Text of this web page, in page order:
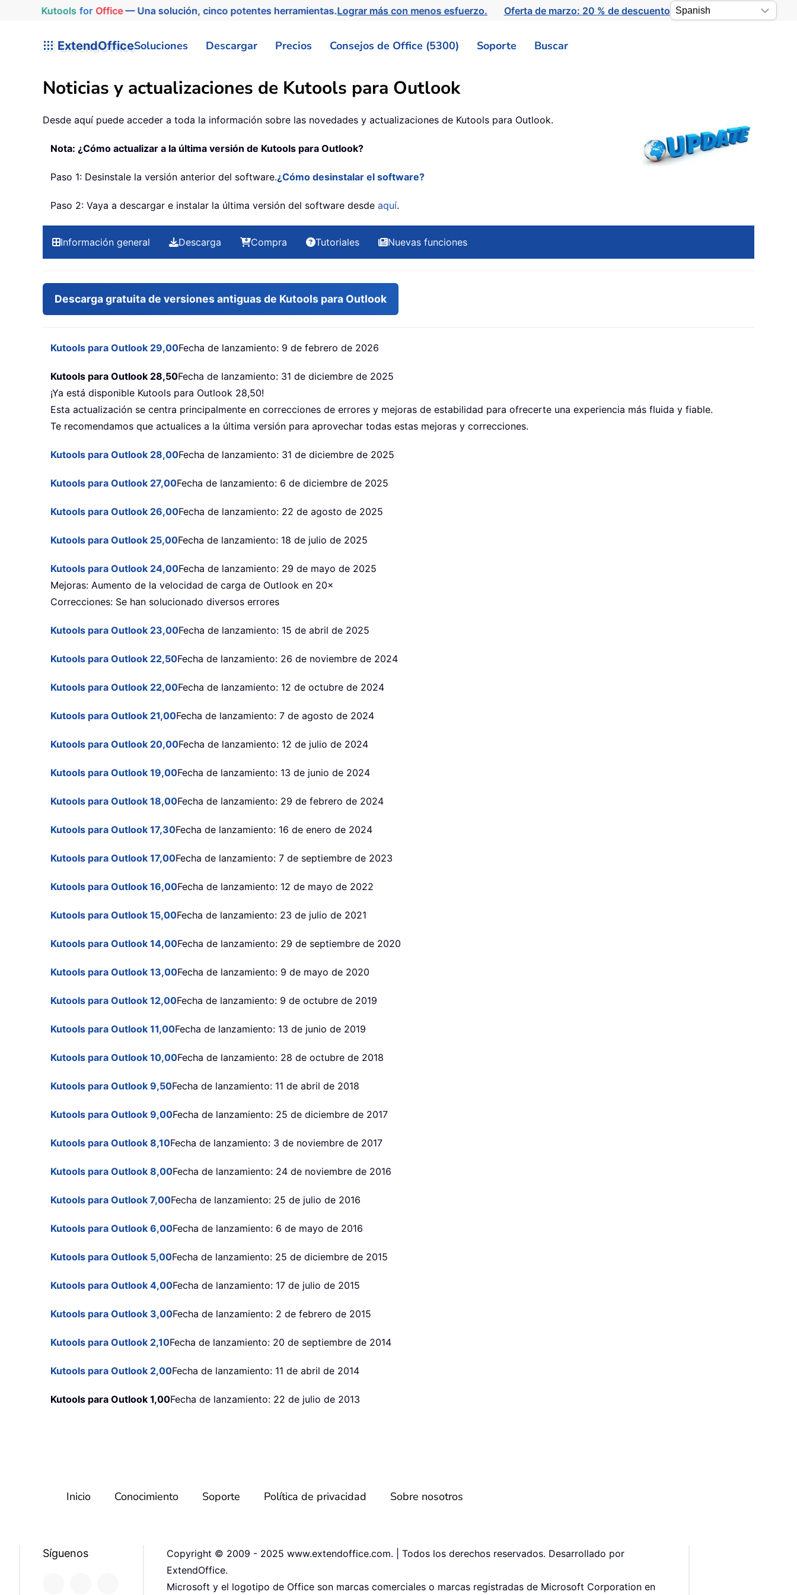
Kutools for Office— Una solución, cinco potentes herramientas.Lograr más con menos esfuerzo. Oferta de marzo: 20 % de descuento
ExtendOfficeSoluciones Descargar Precios Consejos de Office (5300) Soporte Buscar
Noticias y actualizaciones de Kutools para Outlook
Desde aquí puede acceder a toda la información sobre las novedades y actualizaciones de Kutools para Outlook.
Nota: ¿Cómo actualizar a la última versión de Kutools para Outlook?
Paso 1: Desinstale la versión anterior del software.¿Cómo desinstalar el software?
Paso 2: Vaya a descargar e instalar la última versión del software desde aquí.
Información general Descarga Compra Tutoriales Nuevas funciones
Descarga gratuita de versiones antiguas de Kutools para Outlook
Kutools para Outlook 29,00Fecha de lanzamiento: 9 de febrero de 2026
Kutools para Outlook 28,50Fecha de lanzamiento: 31 de diciembre de 2025
¡Ya está disponible Kutools para Outlook 28,50!
Esta actualización se centra principalmente en correcciones de errores y mejoras de estabilidad para ofrecerte una experiencia más fluida y fiable.
Te recomendamos que actualices a la última versión para aprovechar todas estas mejoras y correcciones.
Kutools para Outlook 28,00Fecha de lanzamiento: 31 de diciembre de 2025
Kutools para Outlook 27,00Fecha de lanzamiento: 6 de diciembre de 2025
Kutools para Outlook 26,00Fecha de lanzamiento: 22 de agosto de 2025
Kutools para Outlook 25,00Fecha de lanzamiento: 18 de julio de 2025
Kutools para Outlook 24,00Fecha de lanzamiento: 29 de mayo de 2025
Mejoras: Aumento de la velocidad de carga de Outlook en 20×
Correcciones: Se han solucionado diversos errores
Kutools para Outlook 23,00Fecha de lanzamiento: 15 de abril de 2025
Kutools para Outlook 22,50Fecha de lanzamiento: 26 de noviembre de 2024
Kutools para Outlook 22,00Fecha de lanzamiento: 12 de octubre de 2024
Kutools para Outlook 21,00Fecha de lanzamiento: 7 de agosto de 2024
Kutools para Outlook 20,00Fecha de lanzamiento: 12 de julio de 2024
Kutools para Outlook 19,00Fecha de lanzamiento: 13 de junio de 2024
Kutools para Outlook 18,00Fecha de lanzamiento: 29 de febrero de 2024
Kutools para Outlook 17,30Fecha de lanzamiento: 16 de enero de 2024
Kutools para Outlook 17,00Fecha de lanzamiento: 7 de septiembre de 2023
Kutools para Outlook 16,00Fecha de lanzamiento: 12 de mayo de 2022
Kutools para Outlook 15,00Fecha de lanzamiento: 23 de julio de 2021
Kutools para Outlook 14,00Fecha de lanzamiento: 29 de septiembre de 2020
Kutools para Outlook 13,00Fecha de lanzamiento: 9 de mayo de 2020
Kutools para Outlook 12,00Fecha de lanzamiento: 9 de octubre de 2019
Kutools para Outlook 11,00Fecha de lanzamiento: 13 de junio de 2019
Kutools para Outlook 10,00Fecha de lanzamiento: 28 de octubre de 2018
Kutools para Outlook 9,50Fecha de lanzamiento: 11 de abril de 2018
Kutools para Outlook 9,00Fecha de lanzamiento: 25 de diciembre de 2017
Kutools para Outlook 8,10Fecha de lanzamiento: 3 de noviembre de 2017
Kutools para Outlook 8,00Fecha de lanzamiento: 24 de noviembre de 2016
Kutools para Outlook 7,00Fecha de lanzamiento: 25 de julio de 2016
Kutools para Outlook 6,00Fecha de lanzamiento: 6 de mayo de 2016
Kutools para Outlook 5,00Fecha de lanzamiento: 25 de diciembre de 2015
Kutools para Outlook 4,00Fecha de lanzamiento: 17 de julio de 2015
Kutools para Outlook 3,00Fecha de lanzamiento: 2 de febrero de 2015
Kutools para Outlook 2,10Fecha de lanzamiento: 20 de septiembre de 2014
Kutools para Outlook 2,00Fecha de lanzamiento: 11 de abril de 2014
Kutools para Outlook 1,00Fecha de lanzamiento: 22 de julio de 2013
Inicio Conocimiento Soporte Política de privacidad Sobre nosotros
Síguenos
Copyright © 2009 - 2025 www.extendoffice.com. | Todos los derechos reservados. Desarrollado por
ExtendOffice.
Microsoft y el logotipo de Office son marcas comerciales o marcas registradas de Microsoft Corporation en